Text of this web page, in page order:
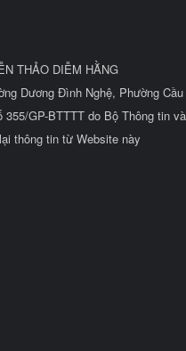
THẢO DIỄM HẰNG
Dương Đình Nghệ, Phường
GP-BTTTT do Bộ Thông tin
thông tin từ Website này